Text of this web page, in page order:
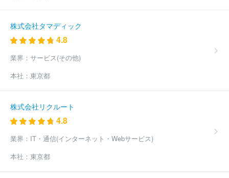
株式会社タマディック
4.8
業界： サービス(その他)
本社： 東京都
株式会社リクルート
4.8
業界： IT・通信(インターネット・Webサービス)
本社： 東京都